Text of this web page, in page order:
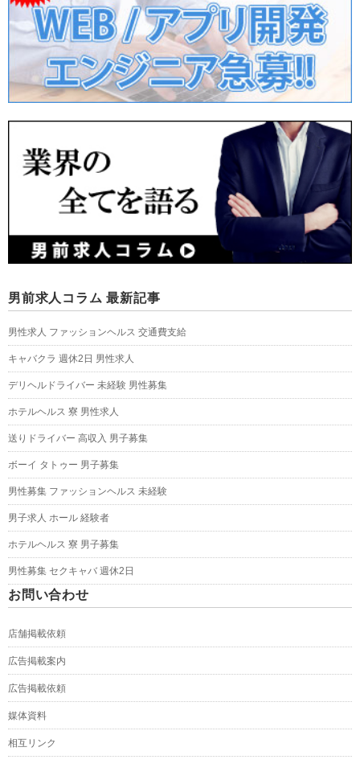
男前求人コラム 最新記事
男性求人 ファッションヘルス 交通費支給
キャバクラ 週休2日 男性求人
デリヘルドライバー 未経験 男性募集
ホテルヘルス 寮 男性求人
送りドライバー 高収入 男子募集
ボーイ タトゥー 男子募集
男性募集 ファッションヘルス 未経験
男子求人 ホール 経験者
ホテルヘルス 寮 男子募集
男性募集 セクキャバ 週休2日
お問い合わせ
店舗掲載依頼
広告掲載案内
広告掲載依頼
媒体資料
相互リンク